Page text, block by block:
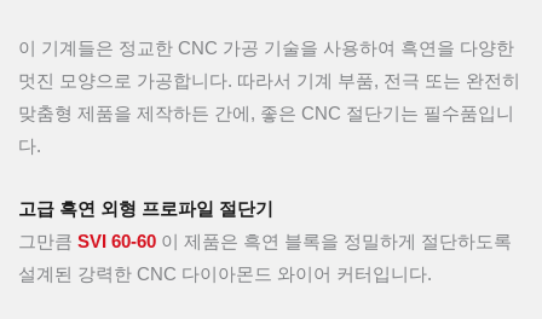
이 기계들은 정교한 CNC 가공 기술을 사용하여 흑연을 다양한
멋진 모양으로 가공합니다. 따라서 기계 부품, 전극 또는 완전히
맞춤형 제품을 제작하든 간에, 좋은 CNC 절단기는 필수품입니
다.
고급 흑연 외형 프로파일 절단기
그만큼 SVI 60-60 이 제품은 흑연 블록을 정밀하게 절단하도록
설계된 강력한 CNC 다이아몬드 와이어 커터입니다.